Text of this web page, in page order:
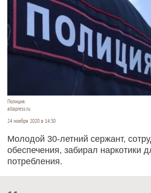
Полиция.
altapress.ru
24 ноября 2020 в 14:30
Молодой 30-летний сержант,
обеспечения, забирал наркотики
потребления.